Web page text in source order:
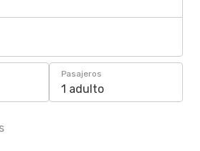
Pasajeros
1 adulto